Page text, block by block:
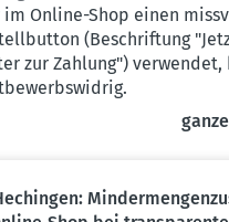
im Online-Shop einen
(Beschriftung
zur Zahlung")